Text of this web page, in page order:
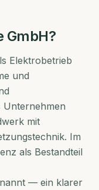
GmbH?
Elektrobetrieb
und
Unternehmen
mit
Im
als Bestandteil
— ein klarer